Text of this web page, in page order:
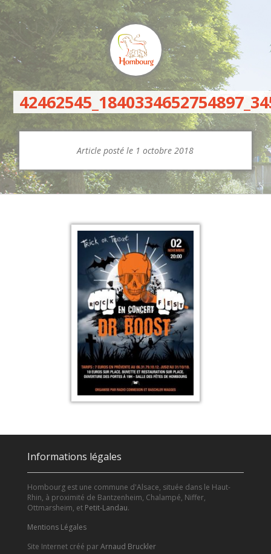
Article posté le 1 octobre 2018
Informations légales
Hombourg est une commune d'Alsace, située dans le Haut-
Rhin, à proximité de Bantzenheim, Chalampé, Niffer,
Ottmarsheim, et Petit-Landau.
Mentions Légales
Site Internet créé parArnaud Bruckler